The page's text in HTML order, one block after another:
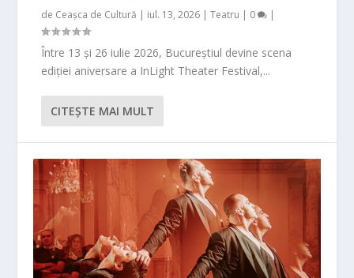
de Ceașca de Cultură | iul. 13, 2026 |Teatru | 0 |
Între 13 și 26 iulie 2026, Bucureștiul devine scena
ediției aniversare a InLight Theater Festival,...
CITEŞTE MAI MULT